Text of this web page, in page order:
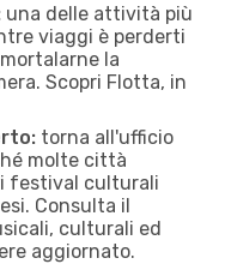
una delle attività più
viaggi è perderti
la
Scopri Flotta, in
torna all'ufficio
molte città
festival culturali
Consulta il
culturali ed
aggiornato.